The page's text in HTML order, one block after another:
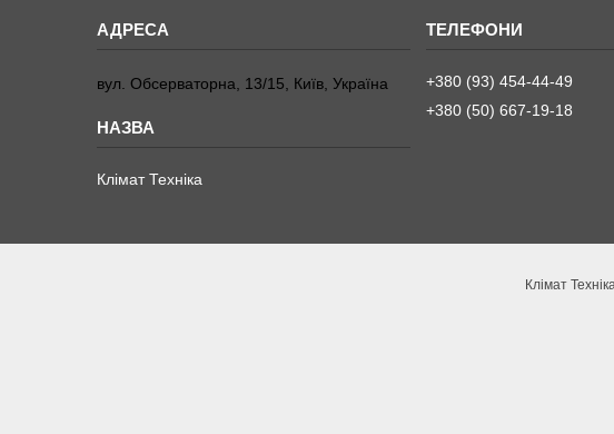
вул. Обсерваторна, 13/15, Київ, Україна
Клімат Техніка
+380 (93) 454-44-49
+380 (50) 667-19-18